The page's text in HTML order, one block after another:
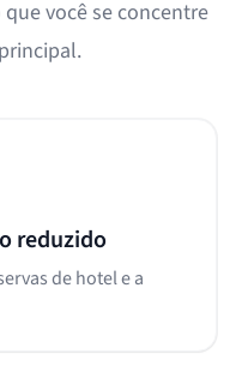
você se concentre
reduzido
de hotel e a